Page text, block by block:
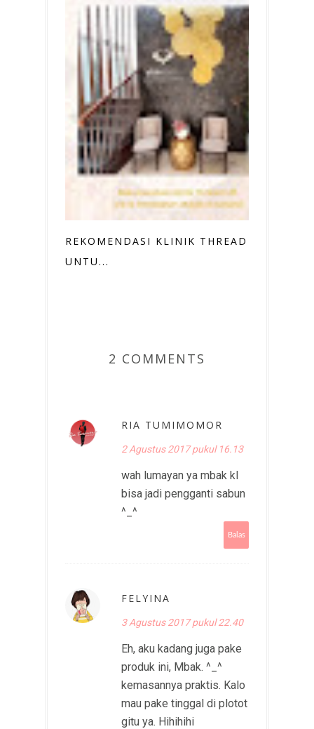
REKOMENDASI KLINIK THREAD LIFT
UNTU...
2 COMMENTS
RIA TUMIMOMOR
2 Agustus 2017 pukul 16.13
wah lumayan ya mbak kl
bisa jadi pengganti sabun
^_^
Balas
FELYINA
3 Agustus 2017 pukul 22.40
Eh, aku kadang juga pake
produk ini, Mbak. ^_^
kemasannya praktis. Kalo
mau pake tinggal di plotot
gitu ya. Hihihihi